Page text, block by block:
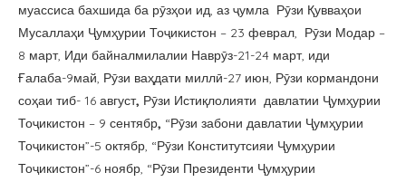
муассиса бахшида ба рӯзҳои ид, аз ҷумла Рӯзи Қувваҳои
Мусаллаҳи Ҷумҳурии Тоҷикистон – 23 феврал, Рӯзи Модар –
8 март, Иди байналмилалии Наврӯз-21-24 март, иди
Ғалаба-9май, Рӯзи ваҳдати миллӣ-27 июн, Рӯзи кормандони
соҳаи тиб- 16 август, Рӯзи Истиқлолияти давлатии Ҷумҳурии
Тоҷикистон – 9 сентябр, “Рӯзи забони давлатии Ҷумҳурии
Тоҷикистон”-5 октябр, “Рӯзи Конститутсияи Ҷумҳурии
Тоҷикистон”-6 ноябр, “Рӯзи Президенти Ҷумҳурии